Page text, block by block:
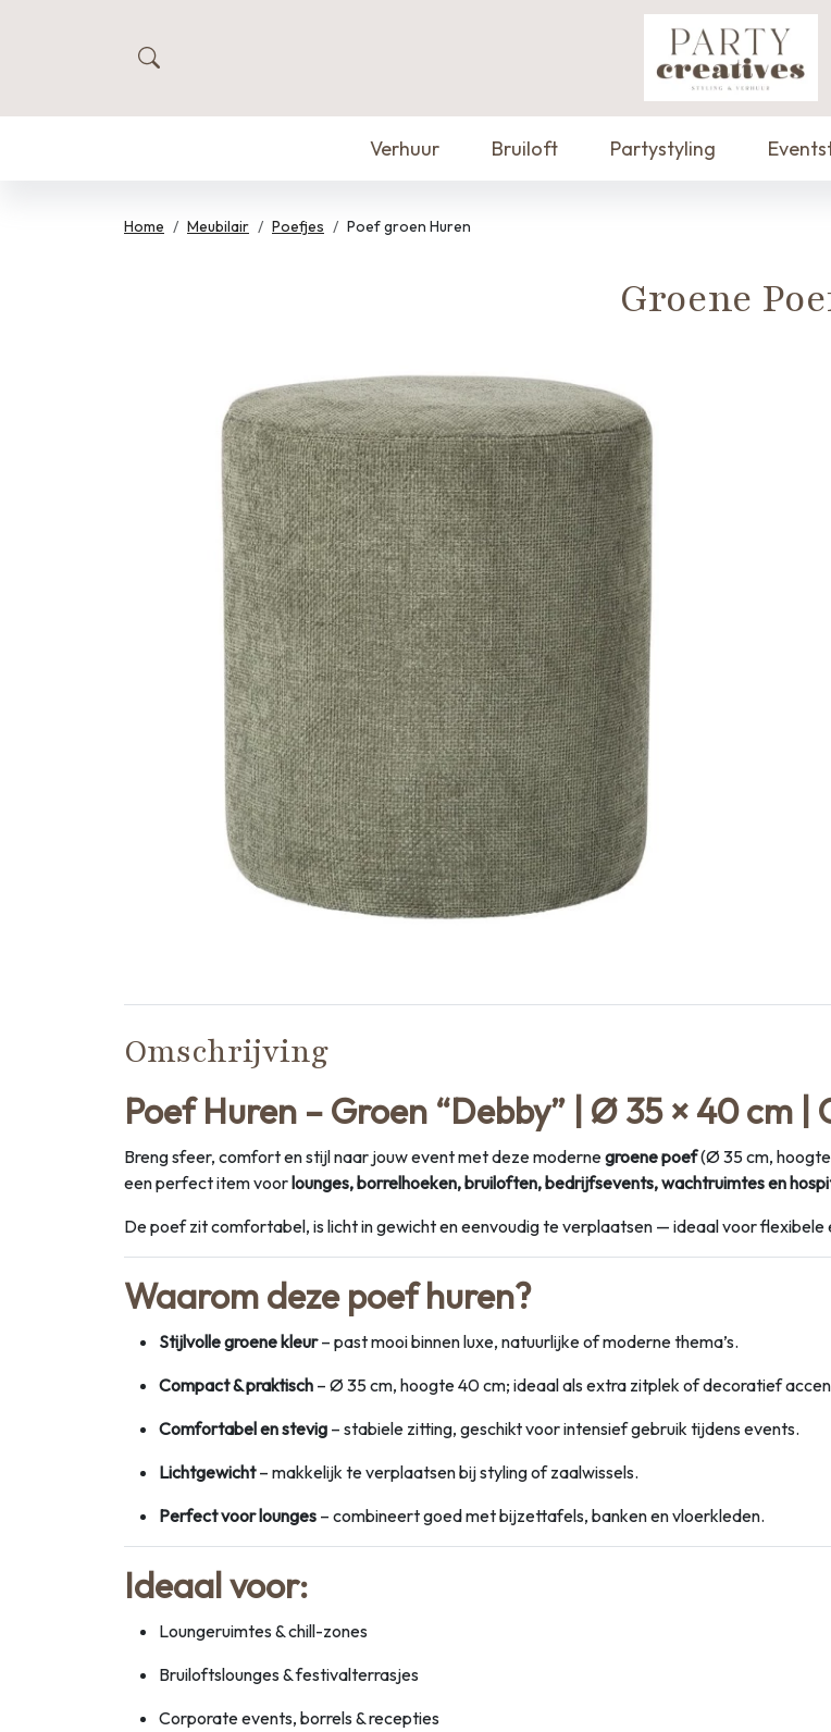
zoeken
Verhuur Bruiloft Partystyling
Home Meubilair Poefjes Poef groen Huren
Groene
Omschrijving
Poef Huren – Groen “Debby” | Ø 35 × 40 cm
Breng sfeer, comfort en stijl naar jouw event met deze modernegroene poef(Ø 35 cm,
een perfect item voorlounges, borrelhoeken, bruiloften, bedrijfsevents, wachtruimtes en
De poef zit comfortabel, is licht in gewicht en eenvoudig te verplaatsen — ideaal voor
Waarom deze poef huren?
Stijlvolle groene kleur– past mooi binnen luxe, natuurlijke of moderne thema’s.
Compact & praktisch – Ø 35 cm, hoogte 40 cm; ideaal als extra zitplek of decoratief
Comfortabel en stevig – stabiele zitting, geschikt voor intensief gebruik tijdens events.
Lichtgewicht– makkelijk te verplaatsen bij styling of zaalwissels.
Perfect voor lounges – combineert goed met bijzettafels, banken en vloerkleden.
Ideaal voor:
Loungeruimtes & chill-zones
Bruiloftslounges & festivalterrasjes
Corporate events, borrels & recepties